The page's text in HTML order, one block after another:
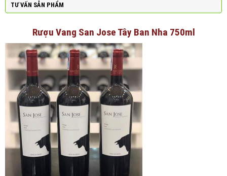
TƯ VẤN SẢN PHẨM
Rượu Vang San Jose Tây Ban Nha 750ml